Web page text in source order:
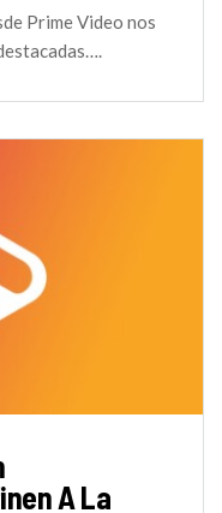
Prime Video nos
A La